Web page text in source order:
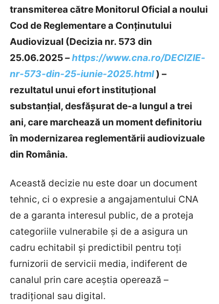
transmiterea către Monitorul Oficial a noului
Cod de Reglementare a Conținutului
Audiovizual (Decizia nr. 573 din
25.06.2025–https://www.cna.ro/DECIZIE-
nr-573-din-25-iunie-2025.html) –
rezultatul unui efort instituțional
substanțial, desfășurat de-a lungul a trei
ani, care marchează un moment definitoriu
în modernizarea reglementării audiovizuale
din România.
Această decizie nu este doar un document
tehnic, ci o expresie a angajamentului CNA
de a garanta interesul public, de a proteja
categoriile vulnerabile și de a asigura un
cadru echitabil și predictibil pentru toți
furnizorii de servicii media, indiferent de
canalul prin care aceștia operează –
tradițional sau digital.